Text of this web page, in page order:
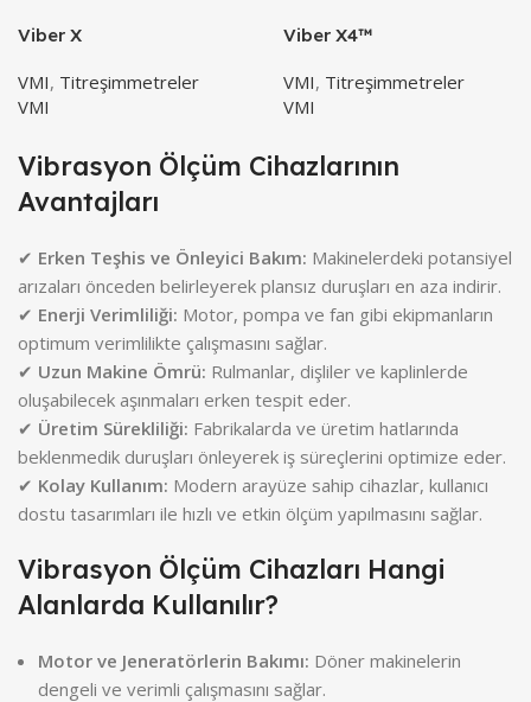
Viber X
VMI, Titreşimmetreler
VMI
Viber X4™
VMI, Titreşimmetreler
VMI
Vibrasyon Ölçüm Cihazlarının
Avantajları
✔ Erken Teşhis ve Önleyici Bakım: Makinelerdeki potansiyel
arızaları önceden belirleyerek plansız duruşları en aza indirir.
✔ Enerji Verimliliği: Motor, pompa ve fan gibi ekipmanların
optimum verimlilikte çalışmasını sağlar.
✔ Uzun Makine Ömrü: Rulmanlar, dişliler ve kaplinlerde
oluşabilecek aşınmaları erken tespit eder.
✔ Üretim Sürekliliği: Fabrikalarda ve üretim hatlarında
beklenmedik duruşları önleyerek iş süreçlerini optimize eder.
✔ Kolay Kullanım: Modern arayüze sahip cihazlar, kullanıcı
dostu tasarımları ile hızlı ve etkin ölçüm yapılmasını sağlar.
Vibrasyon Ölçüm Cihazları Hangi
Alanlarda Kullanılır?
Motor ve Jeneratörlerin Bakımı: Döner makinelerin
dengeli ve verimli çalışmasını sağlar.